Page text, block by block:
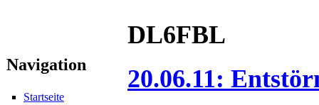
Navigation
Startseite
DL6FBL
20.06.11: